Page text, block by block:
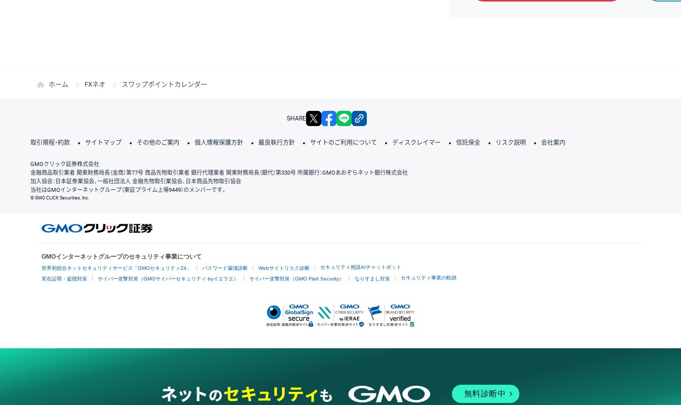
ホーム FXネオ スワップポイントカレンダー
SHARE X facebook
取引規程・約款 サイトマップ その他のご案内 個人情報保護方針 最良執行方針 サイトのご利用について ディスクレイマー 信託保全 リスク説明 会社案内
GMOクリック証券株式会社
金融商品取引業者 関東財務局長（金商）第77号 商品先物取引業者 銀行代理業者 関東財務局長（銀代）第330号 所属銀行：GMOあおぞらネット銀行株式会社
加入協会：日本証券業協会、一般社団法人 金融先物取引業協会、日本商品先物取引協会
当社はGMOインターネットグループ（東証プライム上場9449）のメンバーです。
© GMO CLICK Securities, Inc.
GMOインターネットグループのセキュリティ事業について
世界初総合ネットセキュリティサービス「GMOセキュリティ24」 パスワード漏洩診断 Webサイトリスク診断 セキュリティ相談AIチャットボット
実在証明・盗聴対策 サイバー攻撃対策（GMOサイバーセキュリティ byイエラエ） サイバー攻撃対策（GMO Flatt Security） なりすまし対策 セキュリティ事業の軌跡
無料診断中